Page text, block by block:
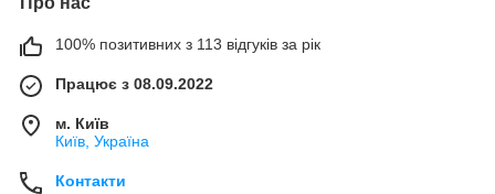
100% позитивних з 113 відгуків за рік
Працює з 08.09.2022
м. Київ
Київ, Україна
Контакти